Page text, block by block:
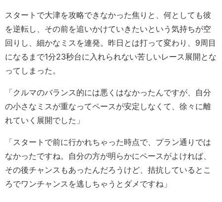
スタートで大津を攻略できなかった焦りと、何としても彼
を逆転し、その前を追いかけていきたいという気持ちが空
回りし、細かなミスを連発。昨日とは打って変わり、9周目
になるまで1分23秒台に入れられない苦しいレース展開とな
ってしまった。
「クルマのバランス的には悪くはなかったんですが、自分
の小さなミスが重なってペースが安定しなくて、徐々に離
れていく展開でした」
「スタートで前に行かれちゃった時点で、プラン通りでは
なかったですね。自分の方が明らかにペースがよければ、
その後チャンスもあったんだろうけど、拮抗しているとこ
ろでワンチャンスを逃しちゃうとダメですね」